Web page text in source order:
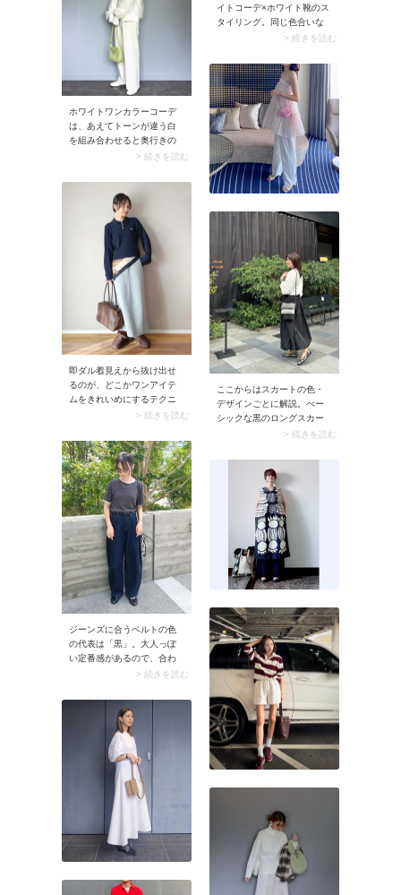
りパンツの方が可愛らしく
なりすぎず、爽やかに仕上
がります。
イトコーデ×ホワイト靴のス
タイリング。同じ色合いな
ので、合わせるだけでおし
な組み合わせです。特にロ
ング丈ボトムスのときは、
つま先まで同じカラーで統
一することで脚長効果がア
ップ！ ホワイトコーデのス
タイルアップにも白い靴は
おすすめですよ。
> 続きを読む
ホワイトワンカラーコーデ
は、あえてトーンが違う白
を組み合わせると奥行きの
あるスタイリングに。例え
ワイトをMIXすると、単色だ
けのコーデに表情が生まれ
スタイリッシュ度がアップ
します。まったく違う色を
合わせる以外にも、こうい
ったすごく近い色同士を組
み合わせるのも装いが新鮮
になるのでおすすめです。
> 続きを読む
即ダル着見えから抜け出せ
るのが、どこかワンアイテ
ムをきれいめにするテクニ
ック。スナップではポロカ
ることで、ムートンブーツ
のカジュアル感を程よく中
和。さらにスカーフを腰巻
きしたりバッグをレザーに
したりと、上品な小物使い
でスタイリング全体をきれ
いめにシフトさせていま
す。そのほかボトムできれ
いめ要素を取り入れたいと
きは、センタープレスパン
ツや素材にツヤがあるもの
を選ぶと◎です。
> 続きを読む
ここからはスカートの色・
デザインごとに解説。べー
シックな黒のロングスカー
トを春に取り入れるときは
合わせましょう。スナップ
のようなベージュのスウェ
ットや白ブラウスならムー
ドが一変。重たく見えやす
い黒ロングスカートがスッ
キリ決まります。
> 続きを読む
ジーンズに合うベルトの色
の代表は「黒」。大人っぽ
い定番感があるので、合わ
せるだけできちんと感がグ
色どちらのデニムにも合い
> 続きを読む